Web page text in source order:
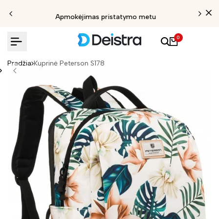
Apmokėjimas pristatymo metu
0
Pradžia Kuprinė Peterson S178